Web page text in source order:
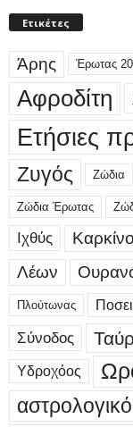
Ετικέτες
Άρης Έρωτας
Αφροδίτη
Ετήσιες
Ζυγός Ζώδια
Ζώδια Έρωτας
Ιχθύς
Λέων
Πλούτωνας
Σύνοδος
Υδροχόος